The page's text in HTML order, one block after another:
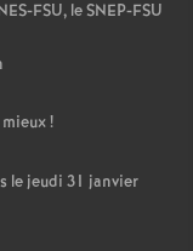
FSU, le SNEP-FSU
mieux!
le jeudi 31 janvier